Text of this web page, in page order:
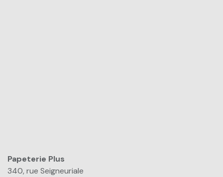
Papeterie Plus​
340, rue Seigneuriale